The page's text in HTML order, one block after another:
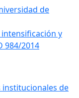
de
y
984/2014
institucionales de